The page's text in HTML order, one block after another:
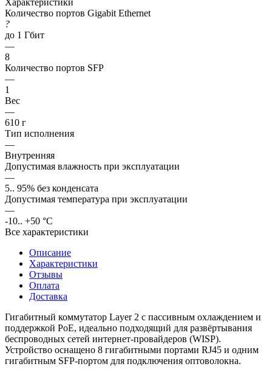
Количество портов Gigabit Ethernet
?
до 1 Гбит
—
8
Количество портов SFP
—
1
Вес
—
610 г
Тип исполнения
—
Внутренняя
Допустимая влажность при эксплуатации
—
5.. 95% без конденсата
Допустимая температура при эксплуатации
—
-10.. +50 °С
Все характеристики
Описание
Характеристики
Отзывы
Оплата
Доставка
Гигабитный коммутатор Layer 2 с пассивным охлаждением и
поддержкой PoE, идеально подходящий для развёртывания
беспроводных сетей интернет-провайдеров (WISP).
Устройство оснащено 8 гигабитными портами RJ45 и одним
гигабитным SFP-портом для подключения оптоволокна.